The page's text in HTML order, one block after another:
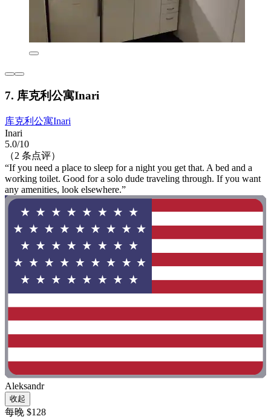
7. 库克利公寓Inari
库克利公寓Inari
Inari
5.0/10
（2 条点评）
“If you need a place to sleep for a night you get that. A bed and a
working toilet. Good for a solo dude traveling through. If you want
any amenities, look elsewhere.”
Aleksandr
收起
每晚 $128